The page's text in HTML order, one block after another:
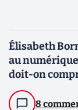
Élisabeth
au
doit-on
8